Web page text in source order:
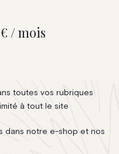
€ / mois
toutes vos rubriques
à tout le site
dans notre e-shop et nos